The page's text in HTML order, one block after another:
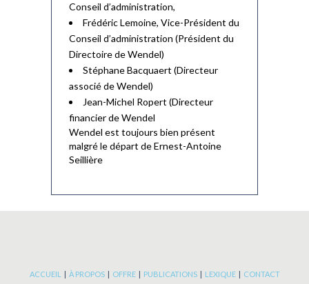
Conseil d’administration,
Frédéric Lemoine, Vice-Président du
Conseil d’administration (Président du
Directoire de Wendel)
Stéphane Bacquaert (Directeur
associé de Wendel)
Jean-Michel Ropert (Directeur
financier de Wendel
Wendel est toujours bien présent
malgré le départ de Ernest-Antoine
Seillière
ACCUEIL | À PROPOS | OFFRE | PUBLICATIONS | LEXIQUE | CONTACT